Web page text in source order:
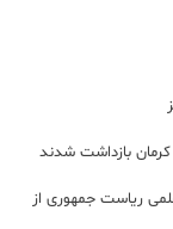
ریاست جمهوری از